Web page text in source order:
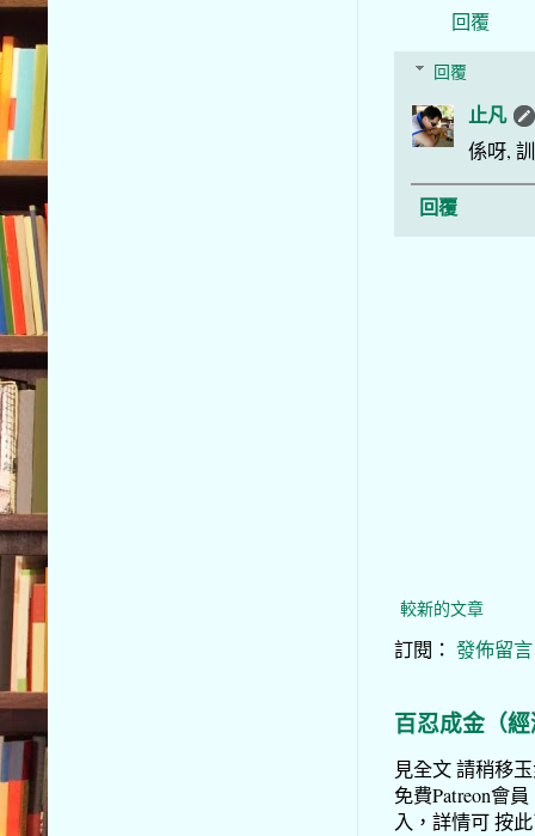
回覆
回覆
止凡
係呀,
回覆
較新的文章
訂閱： 發佈留
百忍成金（
見全文 請稍移
免費Patreon會
入，詳情可 按